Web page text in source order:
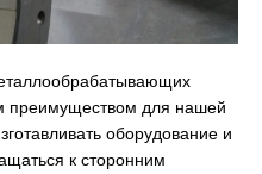
преимуществом для нашей
оборудование и
к сторонним